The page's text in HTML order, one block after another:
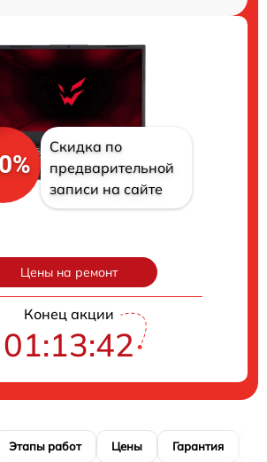
Скидка по
предварительной
записи на сайте
Цены на ремонт
Конец акции
01:13:41
Этапы работ Цены Гарантия